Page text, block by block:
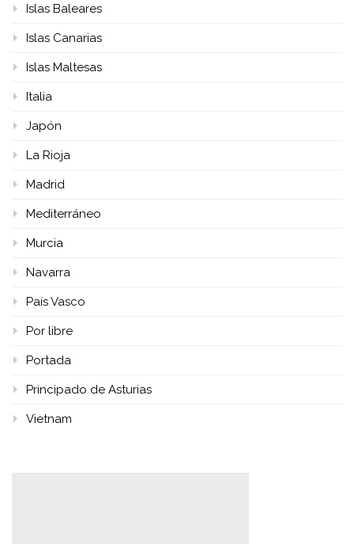
Islas Baleares
Islas Canarias
Islas Maltesas
Italia
Japón
La Rioja
Madrid
Mediterráneo
Murcia
Navarra
País Vasco
Por libre
Portada
Principado de Asturias
Vietnam